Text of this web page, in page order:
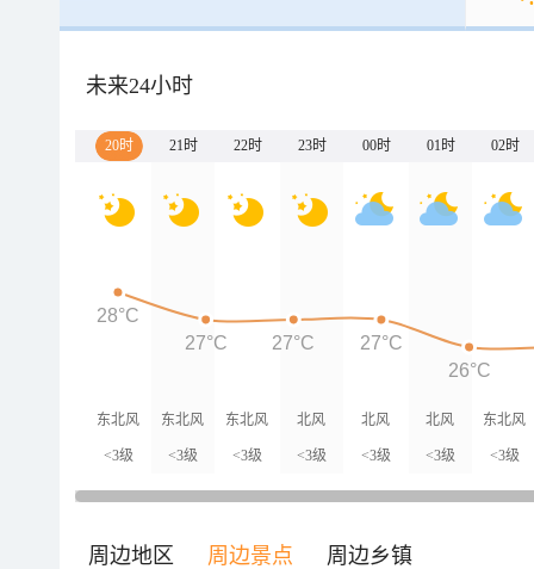
未来24小时
20时 21时 22时 23时 00时 01时 02时
东北风
<3级
东北风
<3级
东北风
<3级
北风
<3级
北风
<3级
北风
<3级
东北风
<3级
28°C
27°C
27°C
27°C
26°C
周边地区 周边景点 周边乡镇